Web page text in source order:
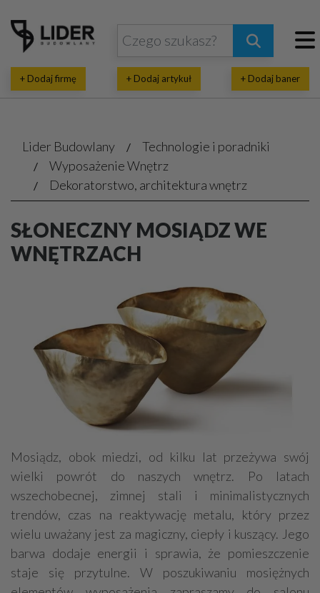
+ Dodaj firmę + Dodaj artykuł + Dodaj baner
Lider Budowlany
Technologie i poradniki
Wyposażenie Wnętrz
Dekoratorstwo, architektura wnętrz
SŁONECZNY MOSIĄDZ WE
WNĘTRZACH
Mosiądz, obok miedzi, od kilku lat przeżywa swój
wielki powrót do naszych wnętrz. Po latach
wszechobecnej, zimnej stali i minimalistycznych
trendów, czas na reaktywację metalu, który przez
wielu uważany jest za magiczny, ciepły i kuszący. Jego
barwa dodaje energii i sprawia, że pomieszczenie
staje się przytulne. W poszukiwaniu mosiężnych